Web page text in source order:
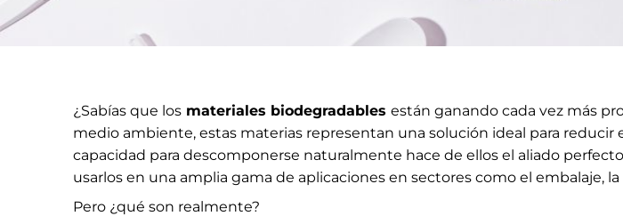
¿Sabías que los materiales biodegradables están ganando cada vez más
medio ambiente, estas materias representan una solución ideal para
capacidad para descomponerse naturalmente hace de ellos el aliado
usarlos en una amplia gama de aplicaciones en sectores como el embalaje,
Pero ¿qué son realmente?